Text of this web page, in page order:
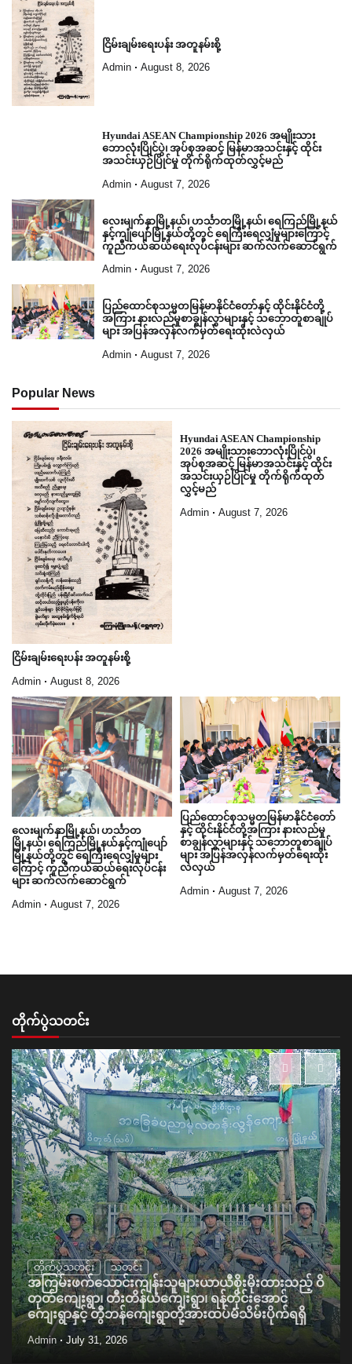
ငြိမ်းချမ်းရေးပန်း အတူနမ်းစို့
Admin August 8, 2026
Hyundai ASEAN Championship 2026 အမျိုးသား
ဘောလုံးပြိုင်ပွဲ၊ အုပ်စုအဆင့် မြန်မာအသင်းနှင့် ထိုင်း
အသင်းယှဉ်ပြိုင်မှု တိုက်ရိုက်ထုတ်လွှင့်မည်
Admin August 7, 2026
လေးမျက်နှာမြို့နယ်၊ ဟင်္သာတမြို့နယ်၊ ရေကြည်မြို့နယ်
နှင့်ကျုံပျော်မြို့နယ်တို့တွင် ရေကြီးရေလျှံမှုများကြောင့်
ကူညီကယ်ဆယ်ရေးလုပ်ငန်းများ ဆက်လက်ဆောင်ရွက်
Admin August 7, 2026
ပြည်ထောင်စုသမ္မတမြန်မာနိုင်ငံတော်နှင့် ထိုင်းနိုင်ငံတို့
အကြား နားလည်မှုစာချွန်လွှာများနှင့် သဘောတူစာချုပ်
များ အပြန်အလှန်လက်မှတ်ရေးထိုးလဲလှယ်
Admin August 7, 2026
Popular News
ငြိမ်းချမ်းရေးပန်း အတူနမ်းစို့
Admin August 8, 2026
Hyundai ASEAN Championship
2026 အမျိုးသားဘောလုံးပြိုင်ပွဲ၊
အုပ်စုအဆင့် မြန်မာအသင်းနှင့် ထိုင်း
အသင်းယှဉ်ပြိုင်မှု တိုက်ရိုက်ထုတ်
လွှင့်မည်
Admin August 7, 2026
လေးမျက်နှာမြို့နယ်၊ ဟင်္သာတ
မြို့နယ်၊ ရေကြည်မြို့နယ်နှင့်ကျုံပျော်
မြို့နယ်တို့တွင် ရေကြီးရေလျှံမှုများ
ကြောင့် ကူညီကယ်ဆယ်ရေးလုပ်ငန်း
များ ဆက်လက်ဆောင်ရွက်
Admin August 7, 2026
ပြည်ထောင်စုသမ္မတမြန်မာနိုင်ငံတော်
နှင့် ထိုင်းနိုင်ငံတို့အကြား နားလည်မှု
စာချွန်လွှာများနှင့် သဘောတူစာချုပ်
များ အပြန်အလှန်လက်မှတ်ရေးထိုး
လဲလှယ်
Admin August 7, 2026
တိုက်ပွဲသတင်း
တိုက်ပွဲသတင်း သတင်း
အကြမ်းဖက်သောင်းကျန်းသူများယာယီစိုးမိုးထားသည့် ဝိ
တုတ်ကျေးရွာ၊ တီးတိန်ယံကျေးရွာ၊ ရန်တိုင်းအောင်
ကျေးရွာနှင့် တွီဘန်ကျေးရွာတို့အားထပ်မံသိမ်းပိုက်ရရှိ
Admin July 31, 2026